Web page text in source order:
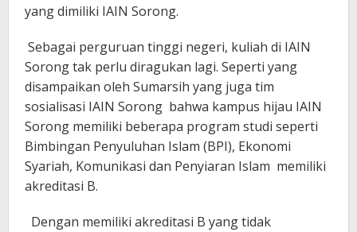
yang dimiliki IAIN Sorong.
Sebagai perguruan tinggi negeri, kuliah di IAIN
Sorong tak perlu diragukan lagi. Seperti yang
disampaikan oleh Sumarsih yang juga tim
sosialisasi IAIN Sorong bahwa kampus hijau IAIN
Sorong memiliki beberapa program studi seperti
Bimbingan Penyuluhan Islam (BPI), Ekonomi
Syariah, Komunikasi dan Penyiaran Islam memiliki
akreditasi B.
Dengan memiliki akreditasi B yang tidak